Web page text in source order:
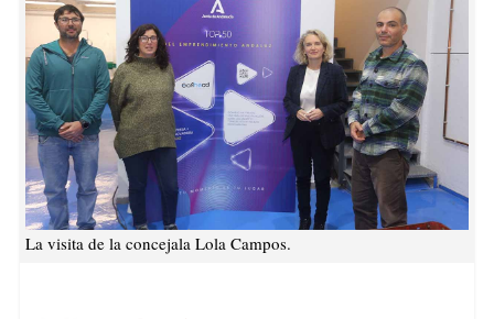
La visita de la concejala Lola Campos.